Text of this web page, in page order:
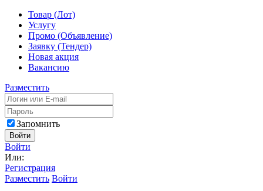
Товар (Лот)
Услугу
Промо (Объявление)
Заявку (Тендер)
Новая акция
Вакансию
Разместить
Запомнить
Войти
Войти
Или:
Регистрация
Разместить Войти